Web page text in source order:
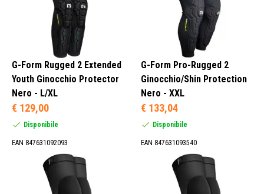
G-Form Rugged 2 Extended
Youth Ginocchio Protector
Nero - L/XL
€ 129,00
Disponibile
EAN 847631092093
G-Form Pro-Rugged 2
Ginocchio/Shin Protection
Nero - XXL
€ 133,04
Disponibile
EAN 847631093540